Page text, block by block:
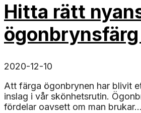
Hitta rätt
2020-12-10
Att färga ögonbrynen har blivit
inslag i vår skönhetsrutin.
fördelar oavsett om man brukar...